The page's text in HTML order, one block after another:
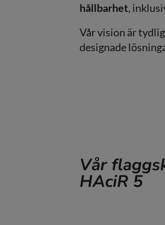
hållbarhet,
Vår vision är
designade
Vår
HAciR 5